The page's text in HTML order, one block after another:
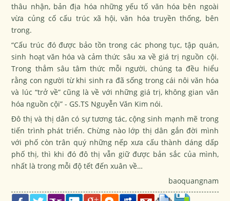
thâu nhận, bản địa hóa những yếu tố văn hóa bên ngoài
vừa củng cố cấu trúc xã hội, văn hóa truyền thống, bên
trong.
“Cấu trúc đó được bảo tồn trong các phong tục, tập quán,
sinh hoạt văn hóa và cảm thức sâu xa về giá trị nguồn cội.
Trong thẳm sâu tâm thức mỗi người, chúng ta đều hiểu
rằng con người từ khi sinh ra đã sống trong cái nôi văn hóa
và lúc “trở về” cũng là về với những giá trị, không gian văn
hóa nguồn cội” - GS.TS Nguyễn Văn Kim nói.
Đô thị và thị dân có sự tương tác, cộng sinh mạnh mẽ trong
tiến trình phát triển. Chừng nào lớp thị dân gắn đời mình
với phố còn trân quý những nếp xưa cấu thành dáng dấp
phố thị, thì khi đó đô thị vẫn giữ được bản sắc của mình,
nhất là trong mỗi độ tết đến xuân về…
baoquangnam